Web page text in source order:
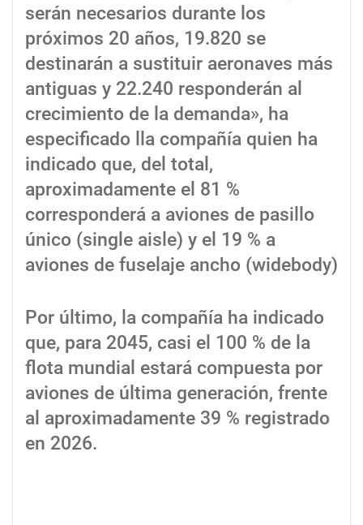
serán necesarios durante los
próximos 20 años, 19.820 se
destinarán a sustituir aeronaves más
antiguas y 22.240 responderán al
crecimiento de la demanda», ha
especificado lla compañía quien ha
indicado que, del total,
aproximadamente el 81 %
corresponderá a aviones de pasillo
único (single aisle) y el 19 % a
aviones de fuselaje ancho (widebody)
Por último, la compañía ha indicado
que, para 2045, casi el 100 % de la
flota mundial estará compuesta por
aviones de última generación, frente
al aproximadamente 39 % registrado
en 2026.